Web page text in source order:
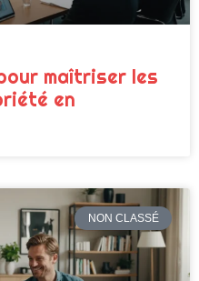
maîtriser les
en
NON CLASSÉ